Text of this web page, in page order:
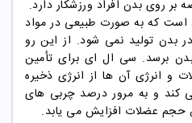
بر روی بدن افراد ورزشکار دارد.
که به صورت طبیعی در مواد
بدن تولید نمی شود. از این رو
برسد. سی ال ای برای تأمین
و انرژی آن ها از انرژی ذخیره
کند و به مرور درصد چربی های
عضلات افزایش می یابد.